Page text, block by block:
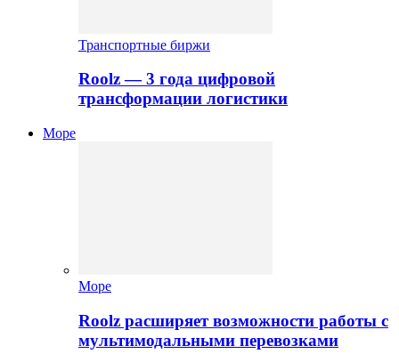
Транспортные биржи
Roolz — 3 года цифровой
трансформации логистики
Море
Море
Roolz расширяет возможности работы с
мультимодальными перевозками